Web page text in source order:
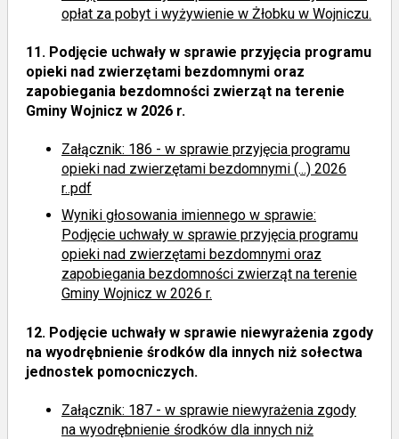
opłat za pobyt i wyżywienie w Żłobku w Wojniczu.
11. Podjęcie uchwały w sprawie przyjęcia programu
opieki nad zwierzętami bezdomnymi oraz
zapobiegania bezdomności zwierząt na terenie
Gminy Wojnicz w 2026 r.
Załącznik: 186 - w sprawie przyjęcia programu
opieki nad zwierzętami bezdomnymi (...) 2026
r..pdf
Wyniki głosowania imiennego w sprawie:
Podjęcie uchwały w sprawie przyjęcia programu
opieki nad zwierzętami bezdomnymi oraz
zapobiegania bezdomności zwierząt na terenie
Gminy Wojnicz w 2026 r.
12. Podjęcie uchwały w sprawie niewyrażenia zgody
na wyodrębnienie środków dla innych niż sołectwa
jednostek pomocniczych.
Załącznik: 187 - w sprawie niewyrażenia zgody
na wyodrębnienie środków dla innych niż